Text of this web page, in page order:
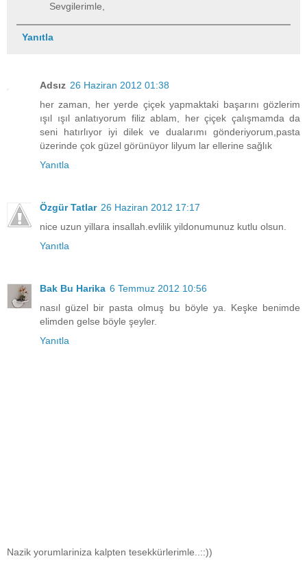
Sevgilerimle,
Yanıtla
Adsız 26 Haziran 2012 01:38
her zaman, her yerde çiçek yapmaktaki başarını gözlerim
ışıl ışıl anlatıyorum filiz ablam, her çiçek çalışmamda da
seni hatırlıyor iyi dilek ve dualarımı gönderiyorum,pasta
üzerinde çok güzel görünüyor lilyum lar ellerine sağlık
Yanıtla
Özgür Tatlar 26 Haziran 2012 17:17
nice uzun yillara insallah.evlilik yildonumunuz kutlu olsun.
Yanıtla
Bak Bu Harika 6 Temmuz 2012 10:56
nasıl güzel bir pasta olmuş bu böyle ya. Keşke benimde
elimden gelse böyle şeyler.
Yanıtla
Nazik yorumlariniza kalpten tesekkürlerimle..::))